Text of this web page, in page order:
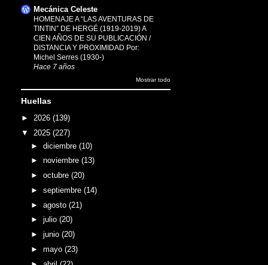
Mecánica Celeste
HOMENAJE A “LAS AVENTURAS DE
TINTIN” DE HERGÉ (1919-2019) A
CIEN AÑOS DE SU PUBLICACIÓN /
DISTANCIA Y PROXIMIDAD Por:
Michel Serres (1930-)
Hace 7 años
Mostrar todo
Huellas
► 2026 (139)
▼ 2025 (227)
► diciembre (10)
► noviembre (13)
► octubre (20)
► septiembre (14)
► agosto (21)
► julio (20)
► junio (20)
► mayo (23)